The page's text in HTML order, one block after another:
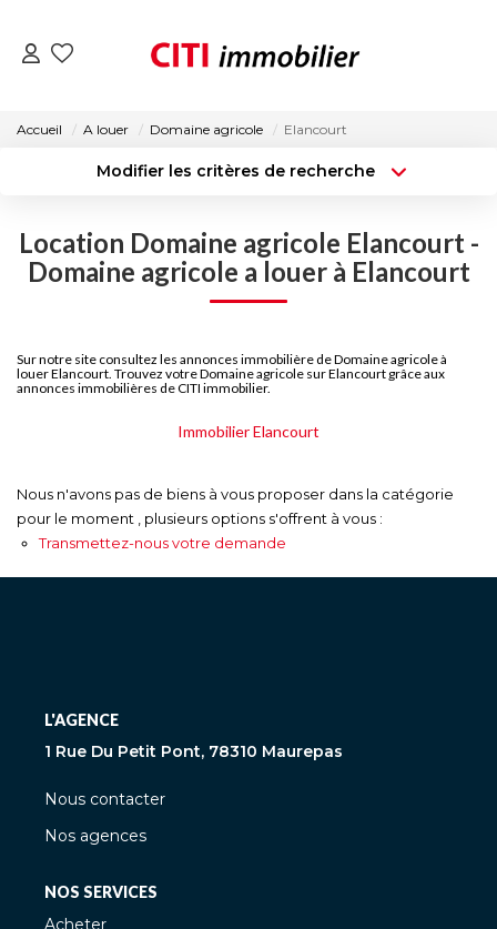
LOCATIONS
ESTIMATION
NOS AGENCES
ACTUALITÉS
CONTACT
Accueil A louer Domaine agricole Elancourt
Modifier les critères de recherche
Sélectionnez...
Type de bien
Surface min
Créer une alerte
Location Domaine agricole Elancourt -
Domaine agricole a louer à Elancourt
Sur notre site consultez les annonces immobilière de Domaine agricole à
louer Elancourt. Trouvez votre Domaine agricole sur Elancourt grâce aux
annonces immobilières de CITI immobilier.
Immobilier Elancourt
Nous n'avons pas de biens à vous proposer dans la catégorie
pour le moment , plusieurs options s'offrent à vous :
Transmettez-nous votre demande
L'AGENCE
1 Rue Du Petit Pont, 78310 Maurepas
Nous contacter
Nos agences
NOS SERVICES
Acheter